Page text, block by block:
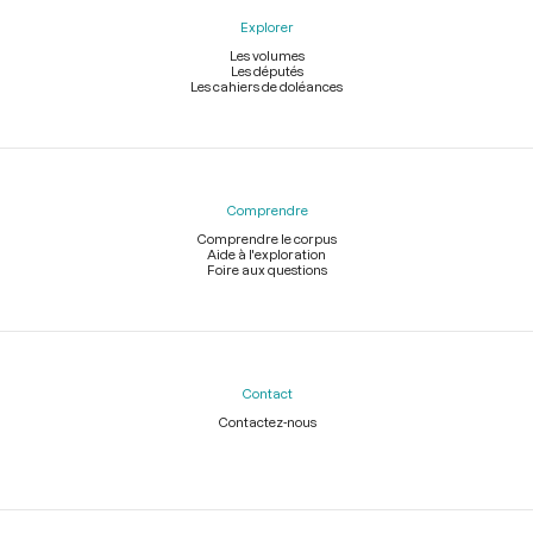
Explorer
Les volumes
Les députés
Les cahiers de doléances
Comprendre
Comprendre le corpus
Aide à l'exploration
Foire aux questions
Contact
Contactez-nous
Légal